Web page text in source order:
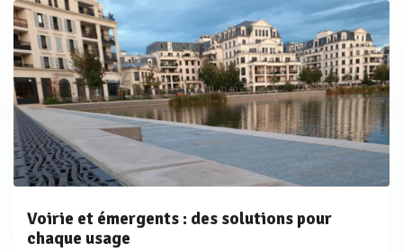
Voirie et émergents : des solutions pour
chaque usage